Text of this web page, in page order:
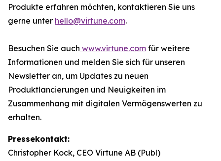
Produkte erfahren möchten, kontaktieren Sie uns
gerne unter hello@virtune.com.
Besuchen Sie auch www.virtune.com für weitere
Informationen und melden Sie sich für unseren
Newsletter an, um Updates zu neuen
Produktlancierungen und Neuigkeiten im
Zusammenhang mit digitalen Vermögenswerten zu
erhalten.
Pressekontakt:
Christopher Kock, CEO Virtune AB (Publ)